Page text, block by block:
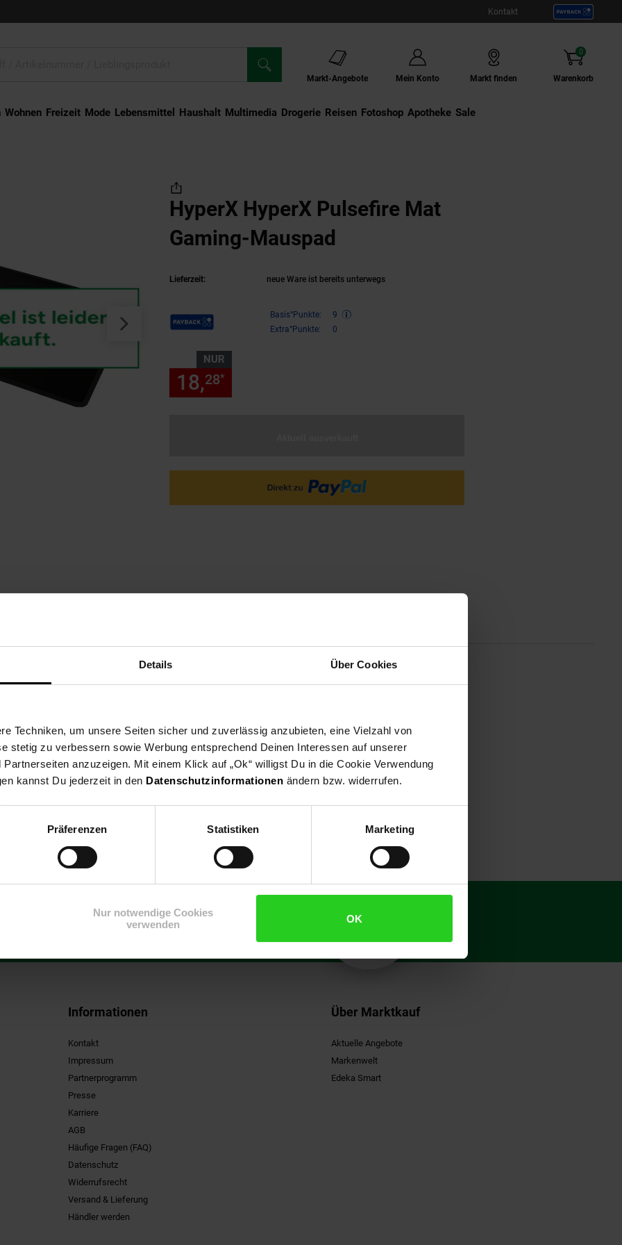
Details Über Cookies
Techniken, um unsere Seiten sicher und zuverlässig anzubieten, eine Vielzahl von
stetig zu verbessern sowie Werbung entsprechend Deinen Interessen auf unserer
anzuzeigen. Mit einem Klick auf „Ok“ willigst Du in die Cookie Verwendung
kannst Du jederzeit in den Datenschutzinformationen ändern bzw. widerrufen.
Präferenzen Statistiken Marketing
Nur notwendige Cookies
verwenden
OK
Kontakt
Markt-Angebote Mein Konto Markt finden Warenkorb
0
Artikel
Wohnen Freizeit Mode Lebensmittel Haushalt Multimedia Drogerie Externer Link:
Reisen Externer Link:
Fotoshop Externer Link:
Apotheke Sale
HyperX HyperX Pulsefire Mat
Gaming-Mauspad
Lieferzeit: neue Ware ist bereits unterwegs
Payback Punkte Basis°Punkte:
9
Extra°Punkte:
0
NUR
18,28*
Mauspad ist mit seiner hochoptimierten Oberfläche und den Anti-Fragment-Nähten auf
Oberfläche sorgt für ein gleichmäßiges Gleiten der Maus und lässt sich für einen einfachen
Mat ist in einer Vielzahl von Größen erhältlich, um verschiedenen Spielstilen und
Newsletter und
15
Gutschein
Jetzt Newsletter abonnieren
Informationen
Kontakt
Impressum
Partnerprogramm
Presse
Karriere
AGB
Häufige Fragen (FAQ)
Datenschutz
Widerrufsrecht
Versand & Lieferung
Händler werden
Über Marktkauf
Aktuelle Angebote
Markenwelt
Edeka Smart